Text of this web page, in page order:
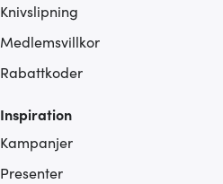
Knivslipning
Medlemsvillkor
Rabattkoder
Inspiration
Kampanjer
Presenter